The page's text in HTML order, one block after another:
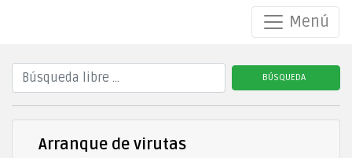
Menú
BÚSQUEDA
Arranque de virutas